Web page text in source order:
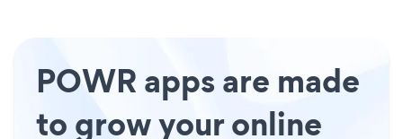
POWR apps are made
to grow your online